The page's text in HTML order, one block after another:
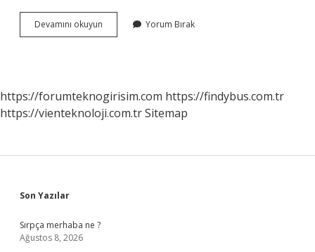
Devamını okuyun Kapsayıcılık
Nedir
Yorum Bırak
https://forumteknogirisim.com https://findybus.com.tr
https://vienteknoloji.com.trSitemap
Sidebar
Son Yazılar
Sırpça merhaba ne ?
Ağustos 8, 2026